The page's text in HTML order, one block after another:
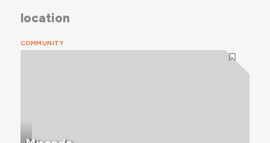
location
COMMUNITY